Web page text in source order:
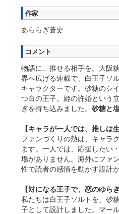
作家
あららぎ蒼史
コメント
物語に、推せる相手を。大阪
界へ広げる連載で、白王子ソ
キャラクターです。砂糖のシ
つ白の王子。姫の許婚という
ぎを持ち込みました。 砂糖と
【キャラが一人では、推しは
ファンづくりの熱は、キャラ
ます。一人では、応援したい
場がありません。海外にファ
性で読者の感情を動かす設計
【対になる王子で、恋のゆら
私たちは白王子ソルトを、砂
子として設計しました。マー